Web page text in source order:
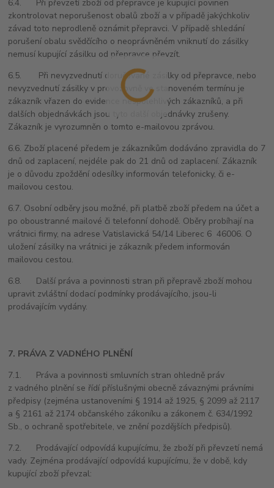
6.4. Při převzetí zboží od přepravce je kupující povinen
zkontrolovat neporušenost obalů zboží a v případě jakýchkoliv
závad toto neprodleně oznámit přepravci. V případě shledání
porušení obalu svědčícího o neoprávněném vniknutí do zásilky
nemusí kupující zásilku od přepravce převzít.
6.5. Při nevyzvednutí doručované zásilky od přepravce, nebo
nevyzvednutí zásilky v provozovně ve stanoveném termínu je
zákazník vřazen do evidence nespolehlivých zákazníků, a při
dalších objednávkách jsou tyto další objednávky zrušeny.
Zákazník je vyrozumněn o tomto e-mailovou zprávou.
6.6. Zboží placené předem je zákazníkům dodáváno zpravidla do 7
dnů od zaplacení, nejdéle pak do 21 dnů od zaplacení. Zákazník
je o důvodu zpoždění odesílky informován telefonicky, či e-
mailovou cestou.
6.7. Osobní odběry jsou možné, při platbě zboží předem na účet a
po oboustranné mailové či telefonní dohodě. Oběry probíhají na
vrátnici firmy, na adrese Vatislavická 54/14 Liberec 6 46006. O
uložení zásilky na vrátnici je zákazník předem informován
mailovou cestou.
6.8. Další práva a povinnosti stran při přepravě zboží mohou
upravit zvláštní dodací podmínky prodávajícího, jsou-li
prodávajícím vydány.
7. PRÁVA Z VADNÉHO PLNĚNÍ
7.1. Práva a povinnosti smluvních stran ohledně práv
z vadného plnění se řídí příslušnými obecně závaznými právními
předpisy (zejména ustanoveními § 1914 až 1925, § 2099 až 2117
a § 2161 až 2174 občanského zákoníku a zákonem č. 634/1992
Sb., o ochraně spotřebitele, ve znění pozdějších předpisů).
7.2. Prodávající odpovídá kupujícímu, že zboží při převzetí nemá
vady. Zejména prodávající odpovídá kupujícímu, že v době, kdy
kupující zboží převzal: